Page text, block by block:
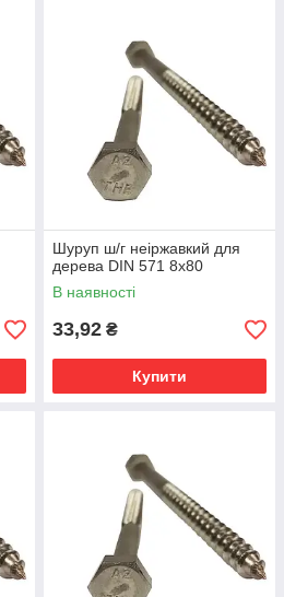
Шуруп ш/г неіржавкий для
дерева DIN 571 8х80
В наявності
33,92 ₴
Купити